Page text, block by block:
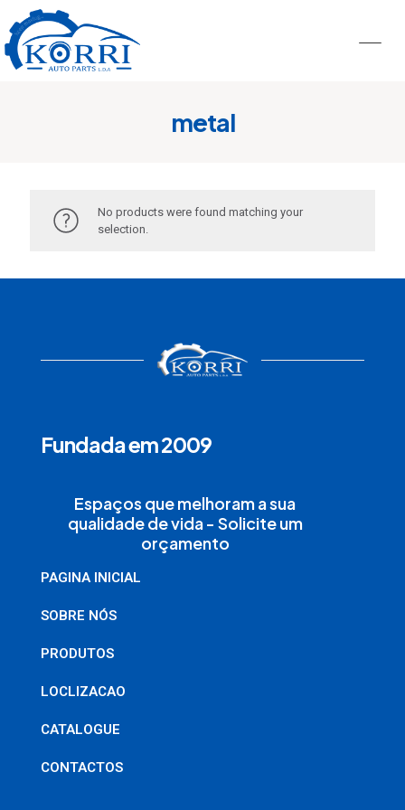
metal
No products were found matching your
selection.
Fundada em 2009
Espaços que melhoram a sua
qualidade de vida - Solicite um
orçamento
PAGINA INICIAL
SOBRE NÓS
PRODUTOS
LOCLIZACAO
CATALOGUE
CONTACTOS